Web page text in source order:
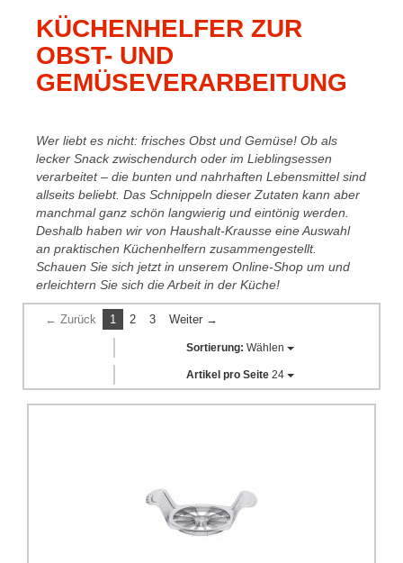
KÜCHENHELFER ZUR
OBST- UND
GEMÜSEVERARBEITUNG
Wer liebt es nicht: frisches Obst und Gemüse! Ob als
lecker Snack zwischendurch oder im Lieblingsessen
verarbeitet – die bunten und nahrhaften Lebensmittel sind
allseits beliebt. Das Schnippeln dieser Zutaten kann aber
manchmal ganz schön langwierig und eintönig werden.
Deshalb haben wir von Haushalt-Krausse eine Auswahl
an praktischen Küchenhelfern zusammengestellt.
Schauen Sie sich jetzt in unserem Online-Shop um und
erleichtern Sie sich die Arbeit in der Küche!
← Zurück 1 2 3 Weiter →
Sortierung: Wählen
Artikel pro Seite 24